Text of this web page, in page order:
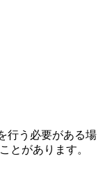
行う必要がある場
とがあります。